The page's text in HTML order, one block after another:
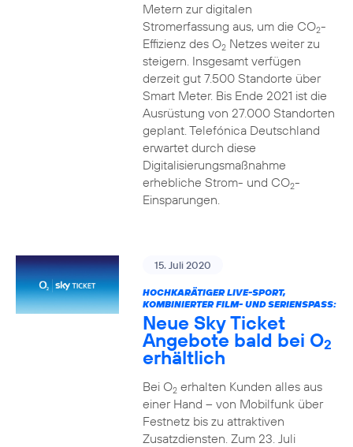
Metern zur digitalen
Stromerfassung aus, um die CO2-
Effizienz des O2Netzes weiter zu
steigern. Insgesamt verfügen
derzeit gut 7.500 Standorte über
Smart Meter. Bis Ende 2021 ist die
Ausrüstung von 27.000 Standorten
geplant. Telefónica Deutschland
erwartet durch diese
Digitalisierungsmaßnahme
erhebliche Strom- und CO2-
Einsparungen.
15. Juli 2020
HOCHKARÄTIGER LIVE-SPORT,
KOMBINIERTER FILM- UND SERIENSPASS:
Neue Sky Ticket
Angebote bald bei O2
erhältlich
Bei O2erhalten Kunden alles aus
einer Hand – von Mobilfunk über
Festnetz bis zu attraktiven
Zusatzdiensten. Zum 23. Juli